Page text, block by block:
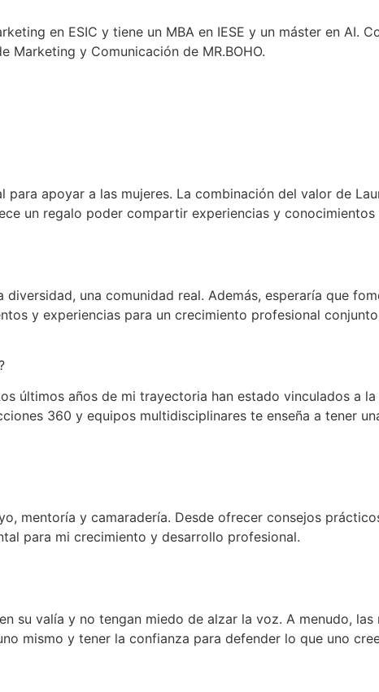
en ESIC y tiene un MBA en IESE y un máster en AI.
y Comunicación de MR.BOHO.
apoyar a las mujeres. La combinación del valor de
un regalo poder compartir experiencias y
una comunidad real. Además, esperaría que
y experiencias para un crecimiento profesional
últimos años de mi trayectoria han estado vinculados a
360 y equipos multidisciplinares te enseña a tener
mentoría y camaradería. Desde ofrecer consejos
para mi crecimiento y desarrollo profesional.
su valía y no tengan miedo de alzar la voz. A menudo,
mismo y tener la confianza para defender lo que uno